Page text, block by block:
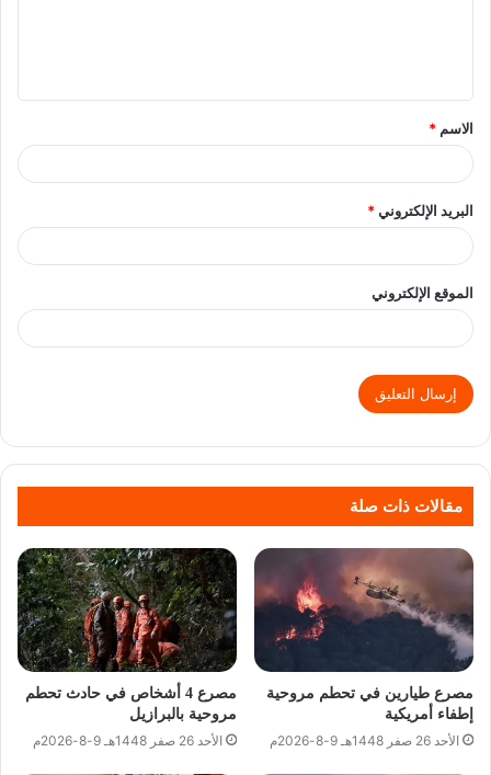
الاسم *
البريد الإلكتروني*
الموقع الإلكتروني
مقالات ذات صلة
مصرع طيارين في تحطم مروحية
إطفاء أمريكية
الأحد 26 صفر 1448هـ 9-8-2026م
مصرع 4 أشخاص في حادث تحطم
مروحية بالبرازيل
الأحد 26 صفر 1448هـ 9-8-2026م